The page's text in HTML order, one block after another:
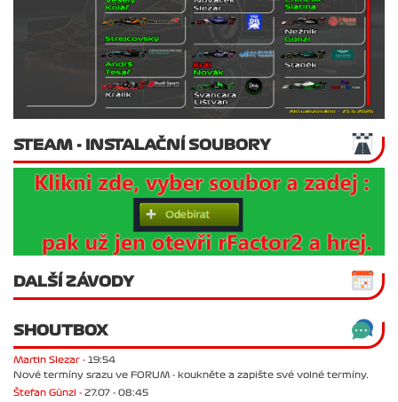
STEAM - INSTALAČNÍ SOUBORY
DALŠÍ ZÁVODY
SHOUTBOX
Martin Slezar - 19:54
Nové termíny srazu ve FORUM - koukněte a zapište své volné termíny.
Štefan Günzl - 27.07 - 08:45